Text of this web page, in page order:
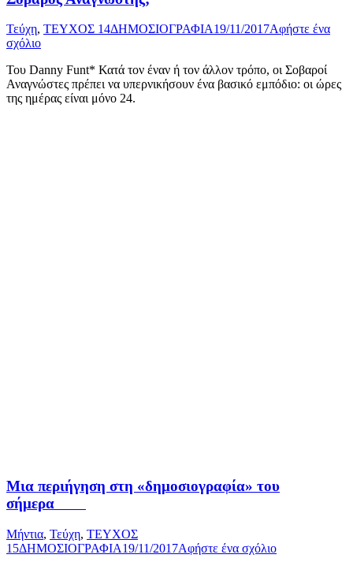
Τεύχη, ΤΕΥΧΟΣ 14ΔΗΜΟΣΙΟΓΡΑΦΙΑ19/11/2017Αφήστε ένα
σχόλιο
Του Danny Funt* Κατά τον έναν ή τον άλλον τρόπο, οι Σοβαροί
Αναγνώστες πρέπει να υπερνικήσουν ένα βασικό εμπόδιο: οι ώρες
της ημέρας είναι μόνο 24.
Μια περιήγηση στη «δημοσιογραφία» του
σήμερα
Μήντια, Τεύχη, ΤΕΥΧΟΣ
15ΔΗΜΟΣΙΟΓΡΑΦΙΑ19/11/2017Αφήστε ένα σχόλιο